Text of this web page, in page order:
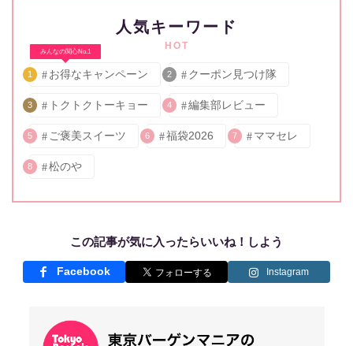
人気キーワード
HOT
みんなの関心No.1
1 お得なキャンペーン 2 クーポン見つけ隊
3 トクトクトーキョー 4 編集部レビュー
5 ご褒美スイーツ 6 福袋2026 7 ママセレ
8 松のや
この記事が気に入ったらいいね！しよう
Facebook Instagram